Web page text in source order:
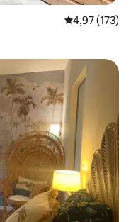
Évaluation
4,97 (173)